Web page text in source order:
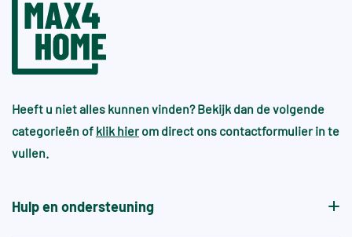
Heeft u niet alles kunnen vinden? Bekijk dan de volgende
categorieën of klik hier om direct ons contactformulier in te
vullen.
Hulp en ondersteuning